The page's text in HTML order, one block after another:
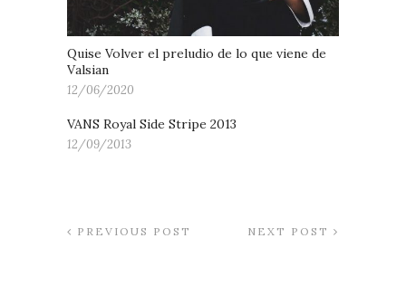
Quise Volver el preludio de lo que viene de
Valsian
12/06/2020
VANS Royal Side Stripe 2013
12/09/2013
PREVIOUS POST NEXT POST